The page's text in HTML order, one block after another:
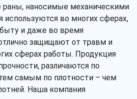
раны, наносимые механическими
используются во многих сферах,
и даже во время
защищают от травм и
сферах работы. Продукция
различаются по
самым по плотности – чем
Наша компания